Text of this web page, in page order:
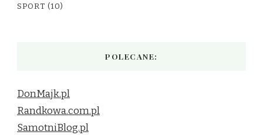
SPORT (10)
POLECANE:
DonMajk.pl
Randkowa.com.pl
SamotniBlog.pl